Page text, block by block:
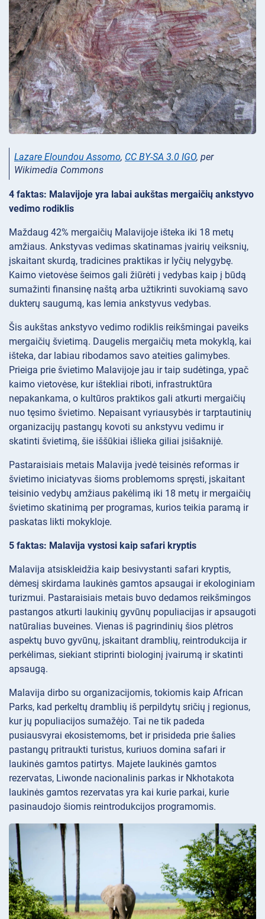
Lazare Eloundou Assomo, CC BY-SA 3.0 IGO, per
Wikimedia Commons
4 faktas: Malavijoje yra labai aukštas mergaičių ankstyvo
vedimo rodiklis
Maždaug 42% mergaičių Malavijoje išteka iki 18 metų
amžiaus. Ankstyvas vedimas skatinamas įvairių veiksnių,
įskaitant skurdą, tradicines praktikas ir lyčių nelygybę.
Kaimo vietovėse šeimos gali žiūrėti į vedybas kaip į būdą
sumažinti finansinę naštą arba užtikrinti suvokiamą savo
dukterų saugumą, kas lemia ankstyvus vedybas.
Šis aukštas ankstyvo vedimo rodiklis reikšmingai paveiks
mergaičių švietimą. Daugelis mergaičių meta mokyklą, kai
išteka, dar labiau ribodamos savo ateities galimybes.
Prieiga prie švietimo Malavijoje jau ir taip sudėtinga, ypač
kaimo vietovėse, kur ištekliai riboti, infrastruktūra
nepakankama, o kultūros praktikos gali atkurti mergaičių
nuo tęsimo švietimo. Nepaisant vyriausybės ir tarptautinių
organizacijų pastangų kovoti su ankstyvu vedimu ir
skatinti švietimą, šie iššūkiai išlieka giliai įsišaknijė.
Pastaraisiais metais Malavija įvedė teisinės reformas ir
švietimo iniciatyvas šioms problemoms spręsti, įskaitant
teisinio vedybų amžiaus pakėlimą iki 18 metų ir mergaičių
švietimo skatinimą per programas, kurios teikia paramą ir
paskatas likti mokykloje.
5 faktas: Malavija vystosi kaip safari kryptis
Malavija atsiskleidžia kaip besivystanti safari kryptis,
dėmesį skirdama laukinės gamtos apsaugai ir ekologiniam
turizmui. Pastaraisiais metais buvo dedamos reikšmingos
pastangos atkurti laukinių gyvūnų populiacijas ir apsaugoti
natūralias buveines. Vienas iš pagrindinių šios plėtros
aspektų buvo gyvūnų, įskaitant dramblių, reintrodukcija ir
perkėlimas, siekiant stiprinti biologinį įvairumą ir skatinti
apsaugą.
Malavija dirbo su organizacijomis, tokiomis kaip African
Parks, kad perkeltų dramblių iš perpildytų sričių į regionus,
kur jų populiacijos sumažėjo. Tai ne tik padeda
pusiausvyrai ekosistemoms, bet ir prisideda prie šalies
pastangų pritraukti turistus, kuriuos domina safari ir
laukinės gamtos patirtys. Majete laukinės gamtos
rezervatas, Liwonde nacionalinis parkas ir Nkhotakota
laukinės gamtos rezervatas yra kai kurie parkai, kurie
pasinaudojo šiomis reintrodukcijos programomis.